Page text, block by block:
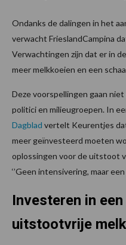
Ondanks de dalingen in het
verwacht FrieslandCampina
Verwachtingen zijn dat er in
meer melkkoeien en een
Deze voorspellingen gaan
politici en milieugroepen. In
Dagblad vertelt Keurentjes
meer geïnvesteerd moeten
oplossingen voor de uitstoot
‘’Geen intensivering, maar
Investeren in
uitstootvrije